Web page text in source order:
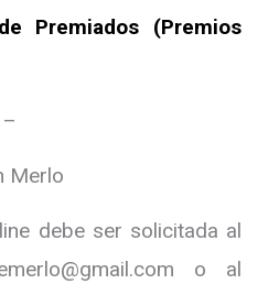
Premiados (Premios
Merlo
debe ser solicitada al
o al